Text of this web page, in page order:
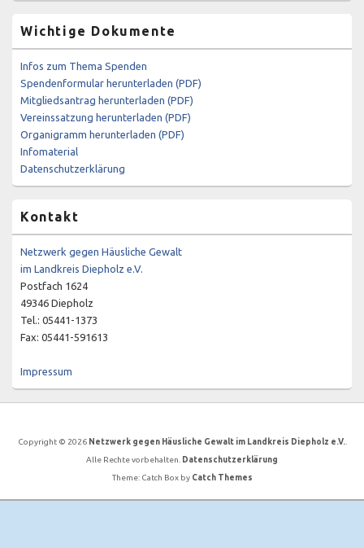
Wichtige Dokumente
Infos zum Thema Spenden
Spendenformular herunterladen (PDF)
Mitgliedsantrag herunterladen (PDF)
Vereinssatzung herunterladen (PDF)
Organigramm herunterladen (PDF)
Infomaterial
Datenschutzerklärung
Kontakt
Netzwerk gegen Häusliche Gewalt
im Landkreis Diepholz e.V.
Postfach 1624
49346 Diepholz
Tel.: 05441-1373
Fax: 05441-591613
Impressum
Copyright © 2026 Netzwerk gegen Häusliche Gewalt im Landkreis Diepholz e.V.
Alle Rechte vorbehalten.
Datenschutzerklärung
Theme: Catch Box by Catch Themes